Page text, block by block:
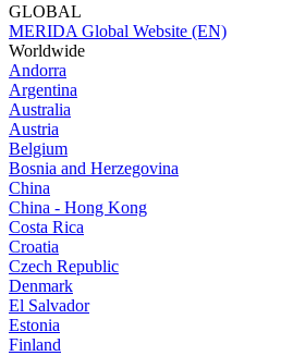
GLOBAL
MERIDA Global Website (EN)
Worldwide
Andorra
Argentina
Australia
Austria
Belgium
Bosnia and Herzegovina
China
China - Hong Kong
Costa Rica
Croatia
Czech Republic
Denmark
El Salvador
Estonia
Finland